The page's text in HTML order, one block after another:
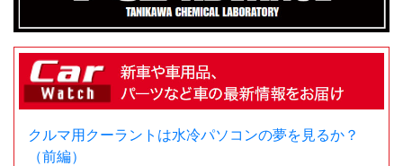
クルマ用クーラントは水冷パソコンの夢を見るか？
（前編）